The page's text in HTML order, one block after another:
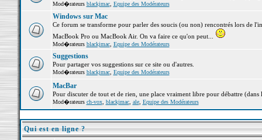
Mod�rateurs blackjmac, Equipe des Modérateurs
Windows sur Mac
Ce forum se transforme pour parler des soucis (ou non) rencontrés lors de
MacBook Pro ou MacBook Air. On va faire ce qu'on peut...
Mod�rateurs blackjmac, Equipe des Modérateurs
Suggestions
Pour partager vos suggestions sur ce site ou d'autres.
Mod�rateurs blackjmac, Equipe des Modérateurs
MacBar
Pour discuter de tout et de rien, une place vraiment libre pour débattre (dans
Mod�rateurs ch-vox, blackjmac, ale, Equipe des Modérateurs
Qui est en ligne ?